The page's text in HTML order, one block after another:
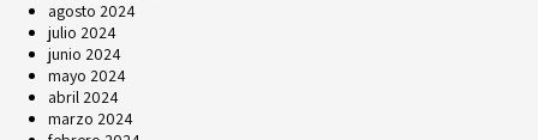
agosto 2024
julio 2024
junio 2024
mayo 2024
abril 2024
marzo 2024